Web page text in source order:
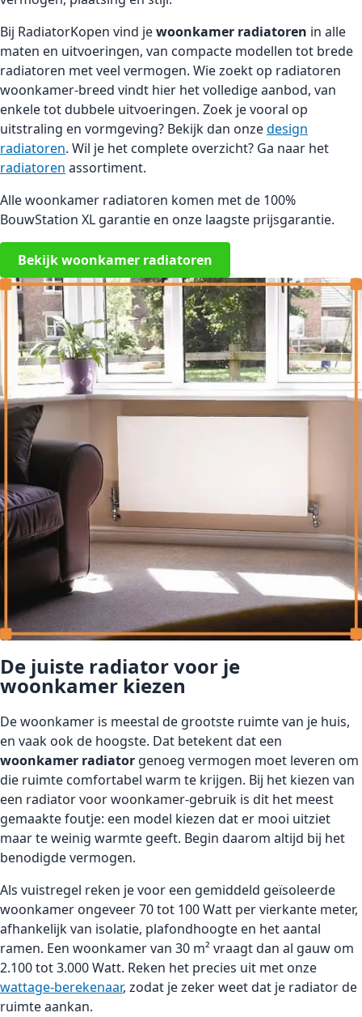
Bij RadiatorKopen vind jewoonkamer radiatoren in alle
maten en uitvoeringen, van compacte modellen tot brede
radiatoren met veel vermogen. Wie zoekt op radiatoren
woonkamer-breed vindt hier het volledige aanbod, van
enkele tot dubbele uitvoeringen. Zoek je vooral op
uitstraling en vormgeving? Bekijk dan onzedesign
radiatoren. Wil je het complete overzicht? Ga naar het
radiatoren assortiment.
Alle woonkamer radiatoren komen met de 100%
BouwStation XL garantie en onze laagste prijsgarantie.
Bekijk woonkamer radiatoren
De juiste radiator voor je
woonkamer kiezen
De woonkamer is meestal de grootste ruimte van je huis,
en vaak ook de hoogste. Dat betekent dat een
woonkamer radiator genoeg vermogen moet leveren om
die ruimte comfortabel warm te krijgen. Bij het kiezen van
een radiator voor woonkamer-gebruik is dit het meest
gemaakte foutje: een model kiezen dat er mooi uitziet
maar te weinig warmte geeft. Begin daarom altijd bij het
benodigde vermogen.
Als vuistregel reken je voor een gemiddeld geïsoleerde
woonkamer ongeveer 70 tot 100 Watt per vierkante meter,
afhankelijk van isolatie, plafondhoogte en het aantal
ramen. Een woonkamer van 30 m² vraagt dan al gauw om
2.100 tot 3.000 Watt. Reken het precies uit met onze
wattage-berekenaar, zodat je zeker weet dat je radiator de
ruimte aankan.